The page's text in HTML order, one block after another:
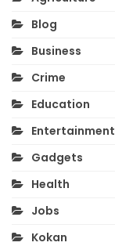
Blog
Business
Crime
Education
Entertainment
Gadgets
Health
Jobs
Kokan